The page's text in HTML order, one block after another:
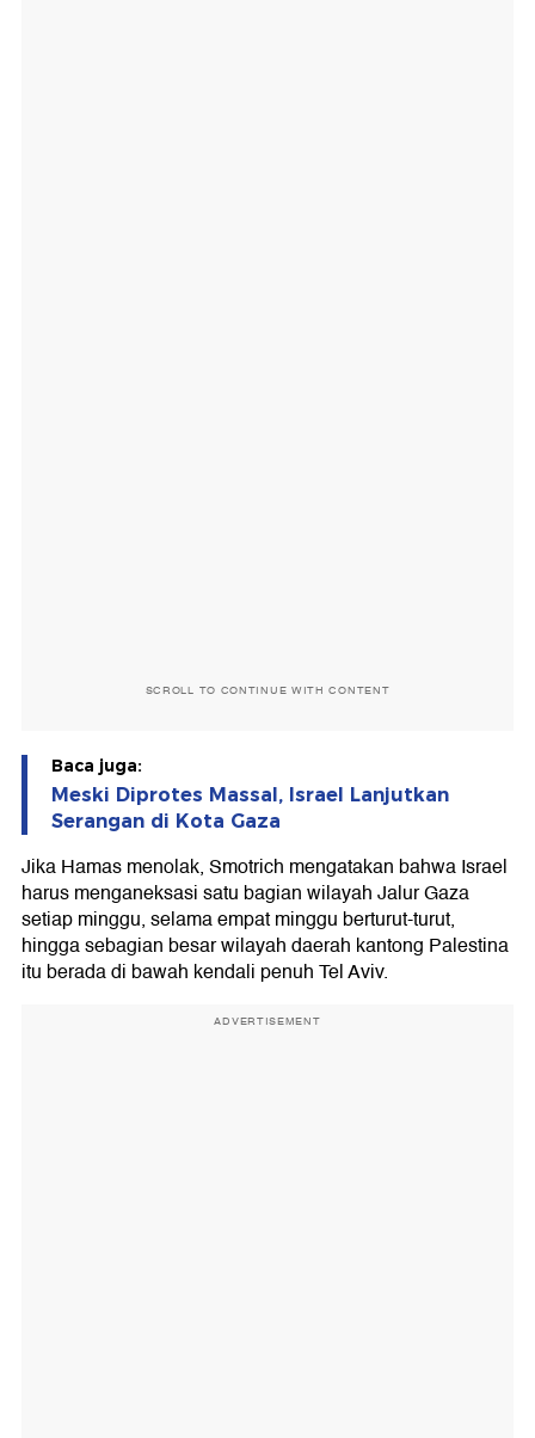
SCROLL TO CONTINUE WITH CONTENT
Baca juga:
Meski Diprotes Massal, Israel Lanjutkan
Serangan di Kota Gaza
Jika Hamas menolak, Smotrich mengatakan bahwa Israel
harus menganeksasi satu bagian wilayah Jalur Gaza
setiap minggu, selama empat minggu berturut-turut,
hingga sebagian besar wilayah daerah kantong Palestina
itu berada di bawah kendali penuh Tel Aviv.
ADVERTISEMENT